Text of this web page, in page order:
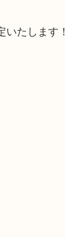
たします！